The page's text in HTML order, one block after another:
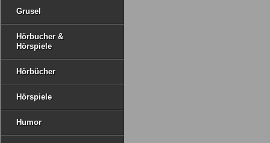
Grusel
Hörbucher &
Hörspiele
Hörbücher
Hörspiele
Humor